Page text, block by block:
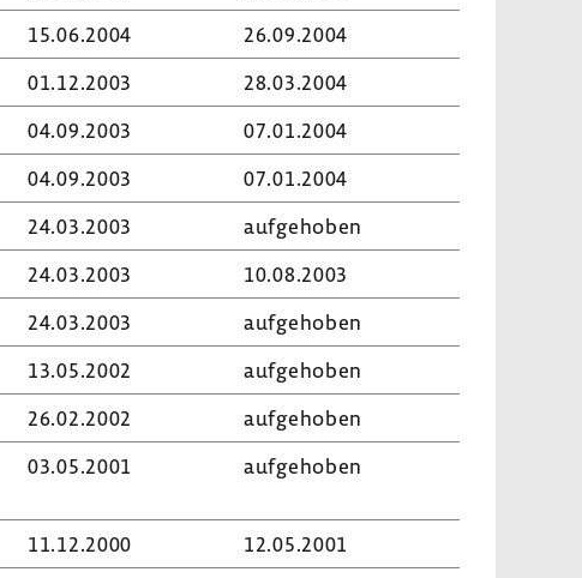
15.06.2004
26.09.2004
01.12.2003
28.03.2004
04.09.2003
07.01.2004
04.09.2003
07.01.2004
24.03.2003
aufge­hoben
24.03.2003
10.08.2003
24.03.2003
aufge­hoben
13.05.2002
aufge­hoben
26.02.2002
aufge­hoben
03.05.2001 aufge­hoben
11.12.2000
12.05.2001